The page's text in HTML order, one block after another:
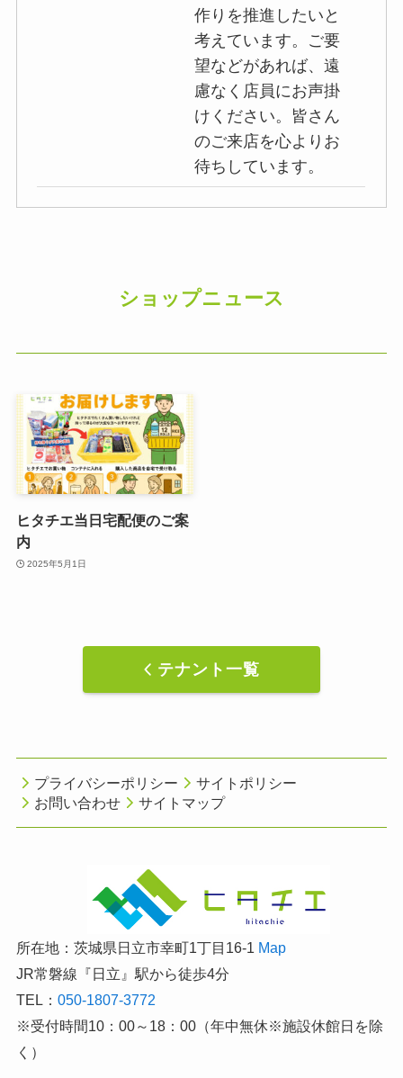
作りを推進したいと
考えています。ご要
望などがあれば、遠
慮なく店員にお声掛
けください。皆さん
のご来店を心よりお
待ちしています。
ショップニュース
ヒタチエ当日宅配便のご案
内
2025年5月1日
テナント一覧
プライバシーポリシー
サイトポリシー
お問い合わせ
サイトマップ
所在地：茨城県日立市幸町1丁目16-1 Map
JR常磐線『日立』駅から徒歩4分
TEL： 050-1807-3772
※受付時間10：00～18：00（年中無休※施設休館日を除
く）